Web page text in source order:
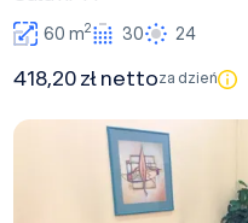
60 m2 30 24
418,20 zł nettoza dzień